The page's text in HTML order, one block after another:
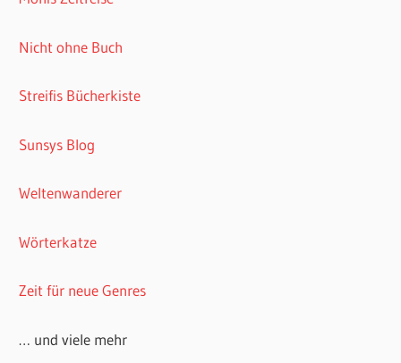
Nicht ohne Buch
Streifis Bücherkiste
Sunsys Blog
Weltenwanderer
Wörterkatze
Zeit für neue Genres
… und viele mehr